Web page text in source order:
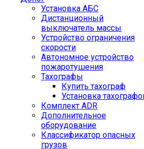
Установка АБС
Дистанционный
выключатель массы
Устройство ограничения
скорости
Автономное устройство
пожаротушения
Тахографы
Купить тахограф
Установка
Комплект ADR
Дополнительное
оборудование
Классификатор опасных
грузов